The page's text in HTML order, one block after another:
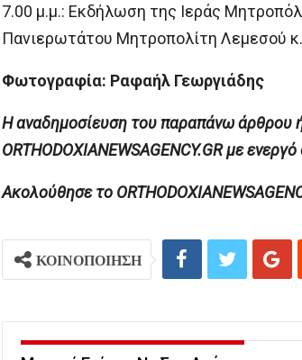
7.00 μ.μ.: Εκδήλωση της Ιεράς
Πανιερωτάτου Μητροπολίτη Λεμεσού
Φωτογραφία: Ραφαήλ Γεωργιάδης
H αναδημοσίευση του παραπάνω άρθρου
ORTHODOXIANEWSAGENCY.GR με
Ακολούθησε το
ΚΟΙΝΟΠΟΙΗΣΗ